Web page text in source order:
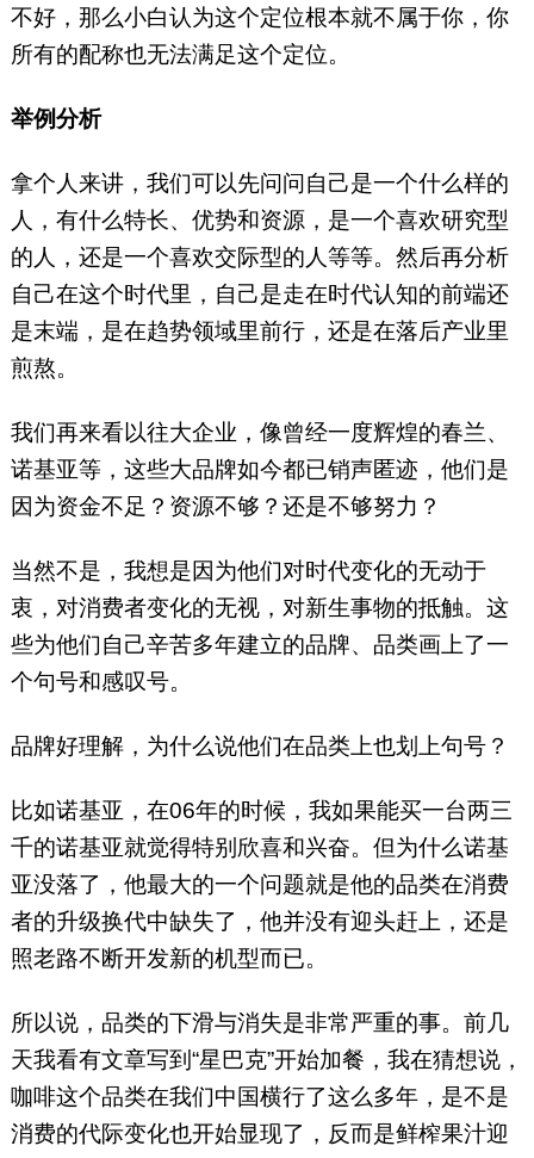
不好，那么小白认为这个定位根本就不属于你，你
所有的配称也无法满足这个定位。
举例分析
拿个人来讲，我们可以先问问自己是一个什么样的
人，有什么特长、优势和资源，是一个喜欢研究型
的人，还是一个喜欢交际型的人等等。然后再分析
自己在这个时代里，自己是走在时代认知的前端还
是末端，是在趋势领域里前行，还是在落后产业里
煎熬。
我们再来看以往大企业，像曾经一度辉煌的春兰、
诺基亚等，这些大品牌如今都已销声匿迹，他们是
因为资金不足？资源不够？还是不够努力？
当然不是，我想是因为他们对时代变化的无动于
衷，对消费者变化的无视，对新生事物的抵触。这
些为他们自己辛苦多年建立的品牌、品类画上了一
个句号和感叹号。
品牌好理解，为什么说他们在品类上也划上句号？
比如诺基亚，在06年的时候，我如果能买一台两三
千的诺基亚就觉得特别欣喜和兴奋。但为什么诺基
亚没落了，他最大的一个问题就是他的品类在消费
者的升级换代中缺失了，他并没有迎头赶上，还是
照老路不断开发新的机型而已。
所以说，品类的下滑与消失是非常严重的事。前几
天我看有文章写到“星巴克”开始加餐，我在猜想说，
咖啡这个品类在我们中国横行了这么多年，是不是
消费的代际变化也开始显现了，反而是鲜榨果汁迎